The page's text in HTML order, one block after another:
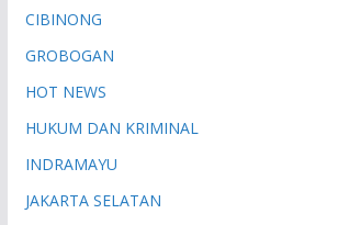
CIBINONG
GROBOGAN
HOT NEWS
HUKUM DAN KRIMINAL
INDRAMAYU
JAKARTA SELATAN